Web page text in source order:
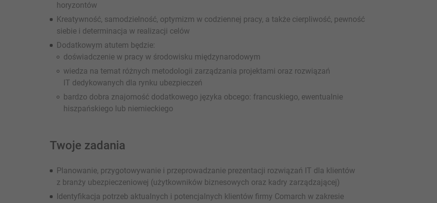
horyzontów
Kreatywność, samodzielność, optymizm w codziennej pracy, a także cierpliwość, pewność
siebie i determinacja w realizacji celów
Dodatkowym atutem będzie:
doświadczenie w pracy w środowisku międzynarodowym
wiedza na temat różnych metodologii zarządzania projektami oraz rozwiązań
IT dedykowanych dla rynku ubezpieczeń
bardzo dobra znajomość dodatkowego języka obcego: francuskiego, ewentualnie
hiszpańskiego lub niemieckiego
Twoje zadania
Planowanie, przygotowywanie i przeprowadzanie prezentacji rozwiązań IT dla klientów
z branży ubezpieczeniowej (użytkowników biznesowych oraz kadry zarządzającej)
Identyfikacja potrzeb aktualnych i potencjalnych klientów firmy Comarch w zakresie